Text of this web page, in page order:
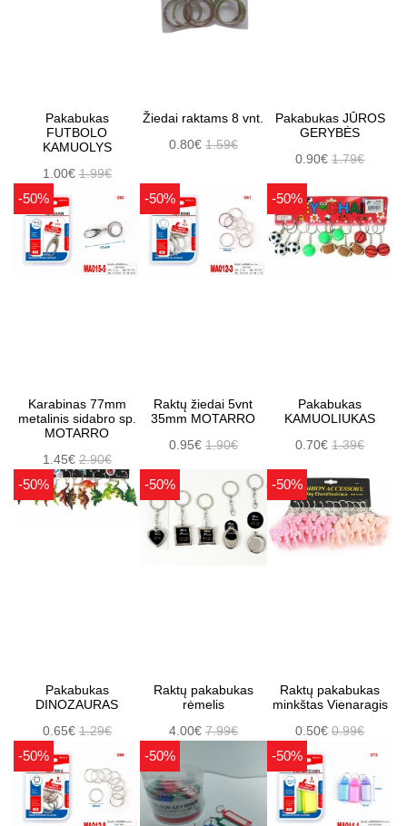
Pakabukas
FUTBOLO
KAMUOLYS
1.00€1.99€
Žiedai raktams 8 vnt.
0.80€ 1.59€
Pakabukas JŪROS
GERYBĖS
0.90€1.79€
-50%
Karabinas 77mm
metalinis sidabro sp.
MOTARRO
1.45€2.90€
-50%
Raktų žiedai 5vnt
35mm MOTARRO
0.95€ 1.90€
-50%
Pakabukas
KAMUOLIUKAS
0.70€1.39€
-50%
Pakabukas
DINOZAURAS
0.65€1.29€
-50%
Raktų pakabukas
rėmelis
4.00€ 7.99€
-50%
Raktų pakabukas
minkštas Vienaragis
0.50€0.99€
-50% -50% -50%